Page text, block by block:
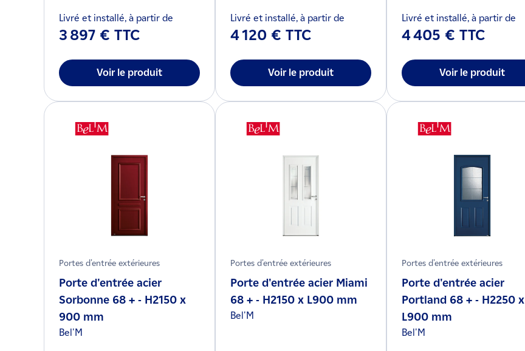
Livré et installé, à partir de
3 897 € TTC
Voir le produit
Livré et installé, à partir de
4 120 € TTC
Voir le produit
Livré et installé, à partir de
4 405 € TTC
Voir le produit
Portes d'entrée extérieures
Porte d'entrée acier
Sorbonne 68 + - H2150 x
900 mm
Bel'M
Portes d'entrée extérieures
Porte d'entrée acier Miami
68 + - H2150 x L900 mm
Bel'M
Portes d'entrée extérieures
Porte d'entrée acier
Portland 68 + - H2250 x
L900 mm
Bel'M